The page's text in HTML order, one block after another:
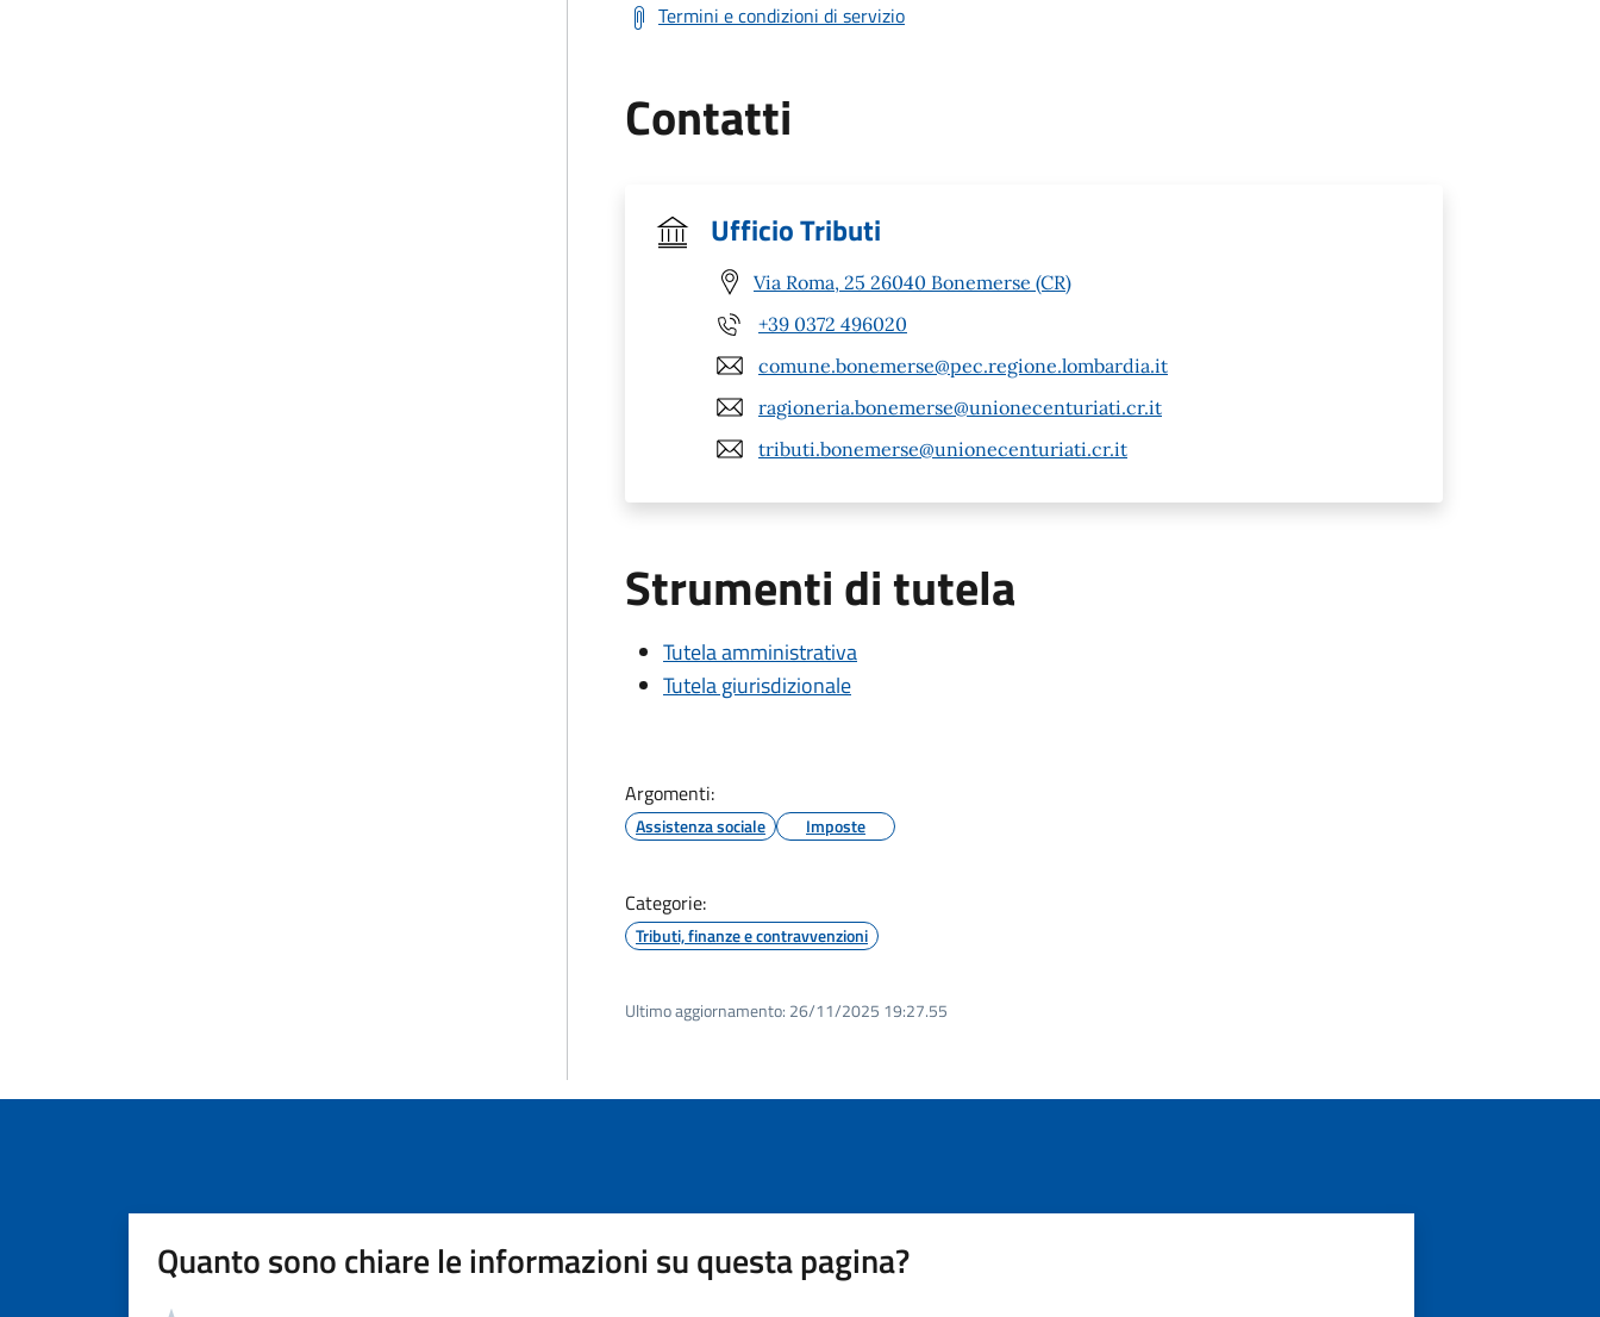
Termini e condizioni di servizio
Contatti
Ufficio Tributi
Via Roma, 25 26040 Bonemerse (CR)
+39 0372 496020
comune.bonemerse@pec.regione.lombardia.it
ragioneria.bonemerse@unionecenturiati.cr.it
tributi.bonemerse@unionecenturiati.cr.it
Strumenti di tutela
Tutela amministrativa
Tutela giurisdizionale
Argomenti:
Assistenza sociale Imposte
Categorie:
Tributi, finanze e contravvenzioni
Ultimo aggiornamento: 26/11/2025 19:27.55
Quanto sono chiare le informazioni su questa pagina?
Valutazione